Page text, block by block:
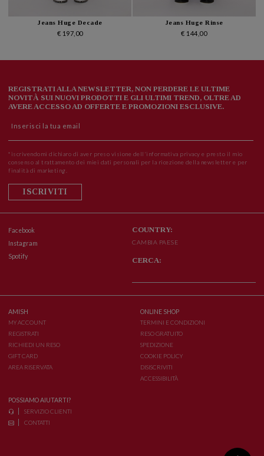
Jeans Huge Decade
€ 197,00
Jeans Huge Rinse
€ 144,00
Facebook
Instagram
Spotify
COUNTRY:
CAMBIA PAESE
CERCA:
REGISTRATI ALLA NEWSLETTER, NON PERDERE LE ULTIME
NOVITÀ SUI NUOVI PRODOTTI E GLI ULTIMI TREND, OLTRE AD
AVERE ACCESSO AD OFFERTE E PROMOZIONI ESCLUSIVE.
*iscrivendomi dichiaro di aver preso visione dell'informativa privacy e presto il mio
consenso al trattamento dei miei dati personali per la ricezione della newsletter e per
finalità di marketing.
ISCRIVITI
AMISH
MY ACCOUNT
REGISTRATI
RICHIEDI UN RESO
GIFT CARD
AREA RISERVATA
ONLINE SHOP
TERMINI E CONDIZIONI
RESO GRATUITO
SPEDIZIONE
COOKIE POLICY
DISISCRIVITI
ACCESSIBILITÀ
POSSIAMO AIUTARTI?
SERVIZIO CLIENTI
CONTATTI